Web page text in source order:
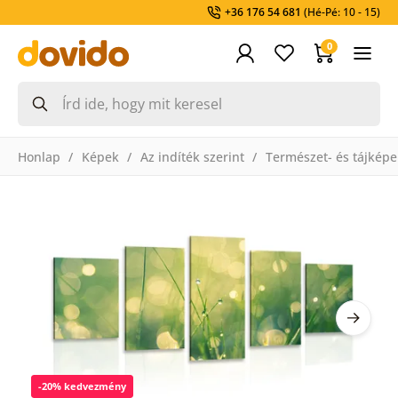
+36 176 54 681 (Hé-Pé: 10 - 15)
0
Honlap Képek Az indíték szerint Természet- és
-20% kedvezmény